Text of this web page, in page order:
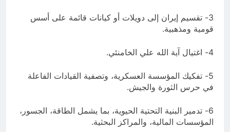
3- تقسيم إيران إلى دويلات أو كيانات قائمة على أسس
قومية ومذهبية.
4- اغتيال آية الله علي الخامنئي.
5- تفكيك المؤسسة العسكرية، وتصفية القيادات الفاعلة
في حرس الثورة والجيش.
6- تدمير البنية التحتية الحيوية، بما يشمل الطاقة، الجسور،
المؤسسات المالية، والمراكز البحثية.